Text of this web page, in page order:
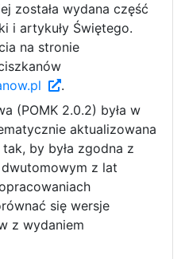
została wydana część
i artykuły Świętego.
na stronie
.
(POMK 2.0.2) była w
aktualizowana
by była zgodna z
z lat
się wersje
z wydaniem